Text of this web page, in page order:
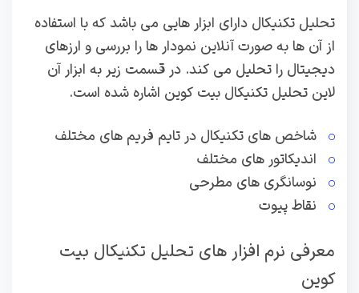
تحلیل تکنیکال دارای ابزار هایی می باشد که با استفاده
از آن ها به صورت آنلاین نمودار ها را بررسی و ارزهای
دیجیتال را تحلیل می کند. در قسمت زیر به ابزار آن
لاین تحلیل تکنیکال بیت کوین اشاره شده است.
شاخص های تکنیکال در تایم فریم های مختلف
اندیکاتور های مختلف
نوسانگری های مطرحی
نقاط پیوت
معرفی نرم افزار های تحلیل تکنیکال بیت
کوین